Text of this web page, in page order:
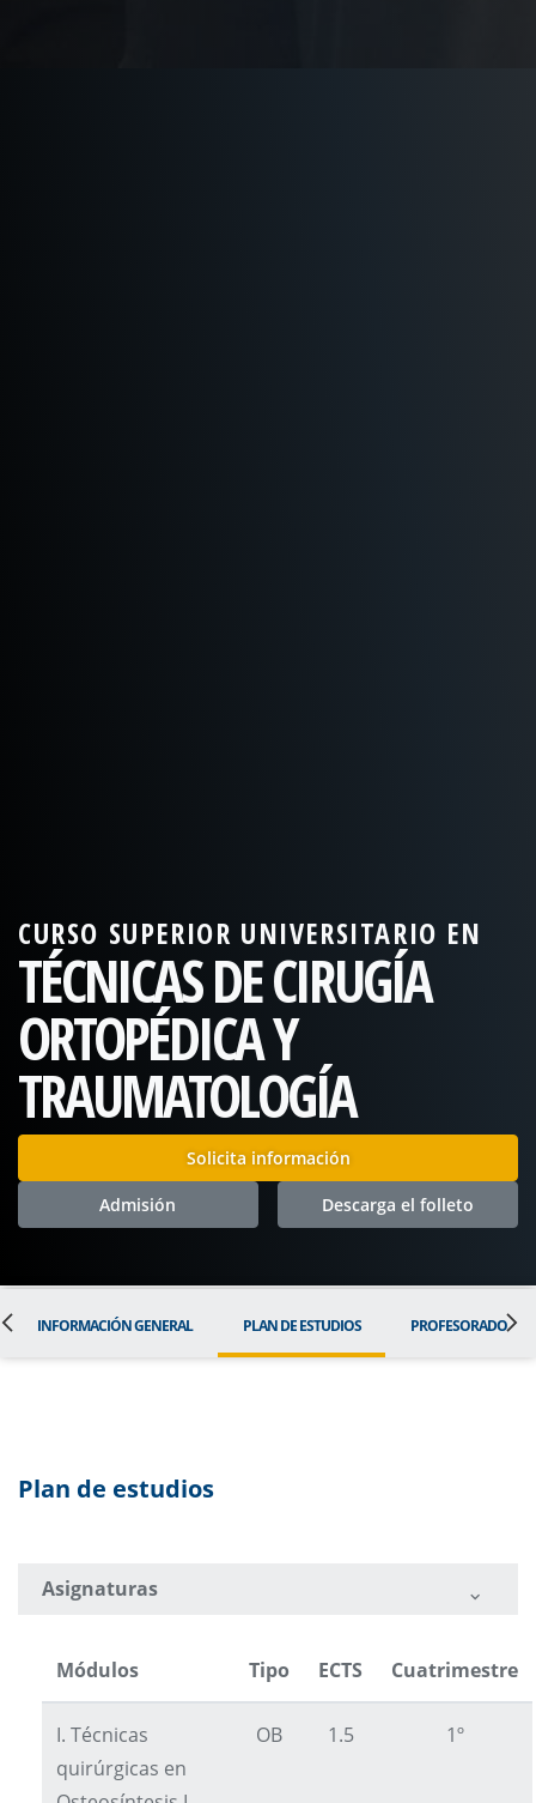
CURSO SUPERIOR UNIVERSITARIO EN
TÉCNICAS DE CIRUGÍA
ORTOPÉDICA Y
TRAUMATOLOGÍA
Solicita información
Admisión Descarga el folleto
INFORMACIÓN GENERAL PLAN DE ESTUDIOS PROFESORADO
Plan de estudios
Asignaturas
Módulos Tipo ECTS Cuatrimestre
I. Técnicas
quirúrgicas en
OB 1.5 1º